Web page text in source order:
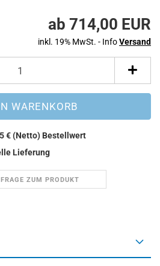
ab 714,00 EUR
inkl. 19% MwSt. - InfoVersand
FRAGE ZUM PRODUKT